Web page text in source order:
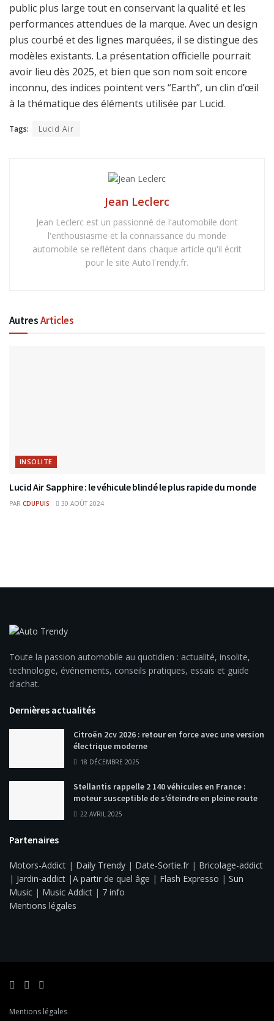
public plus large tout en conservant la qualité et les
performances attendues de la marque. Avec un design
plus courbé et des lignes marquées, il se distingue des
modèles existants. La présentation officielle pourrait
avoir lieu dès 2025, et bien que son nom soit encore
inconnu, des indices pointent vers “Earth”, un clin d’œil
à la thématique des éléments utilisée par Lucid.
Tags: Lucid Air
Jean Leclerc
Jean Leclerc est un passionné de l'automobile dont
l'enthousiasme et la connaissance du monde
automobile se reflètent dans chaque article qu'il écrit
pour le site AutoTrendy.fr.
AutresArticles
INSOLITE
Lucid Air Sapphire : le véhicule blindé le plus rapide du monde
PAR CDUPUIS 30 AOÛT 2024
Toute la passion automobile au quotidien : actualité, insolite,
technologie, événements, conseils pratiques, essais et guide
d'achat.
Dernières actualités
Citroën 2cv 2026 : retour en force avec une version
électrique moderne
18 DÉCEMBRE 2025
Stellantis rappelle 2 140 véhicules en France :
moteur susceptible de s’éteindre en pleine route
22 AVRIL 2025
Partenaires
Motors-Addict | Daily Trendy | Date-Sortie.fr | Bricolage-addict
| Jardin-addict |A partir de quel âge | Flash Expresso | Sun
Music | Music Addict | 7 info
Mentions légales
Mentions légales